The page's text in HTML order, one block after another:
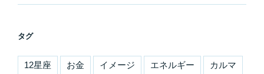
タグ
12星座 お金 イメージ エネルギー カルマ